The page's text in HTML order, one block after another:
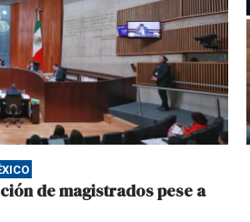
de magistrados pese a